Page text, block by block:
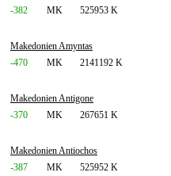
-382 MK 525953 K
Makedonien Amyntas
-470
MK 2141192 K
Makedonien Antigone
-370
MK 267651 K
Makedonien Antiochos
-387
MK 525952 K